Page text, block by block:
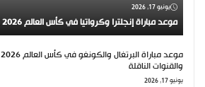
يونيو 17, 2026
موعد مباراة إنجلترا وكرواتيا في كأس العالم 2026 والقنوات الناقلة
موعد مباراة البرتغال والكونغو في كأس العالم 2026
والقنوات الناقلة
يونيو 17, 2026